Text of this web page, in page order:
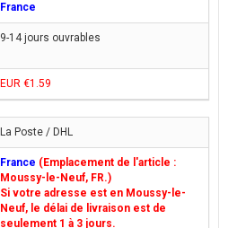
France
9-14 jours ouvrables
EUR €1.59
La Poste / DHL
France (Emplacement de l'article :
Moussy-le-Neuf, FR.)
Si votre adresse est en Moussy-le-
Neuf, le délai de livraison est de
seulement 1 à 3 jours.